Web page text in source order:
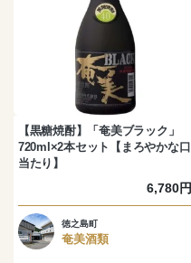
【黒糖焼酎】「奄美ブラック」
720ml×2本セット【まろやかな口
当たり】
6,780円
徳之島町
奄美酒類